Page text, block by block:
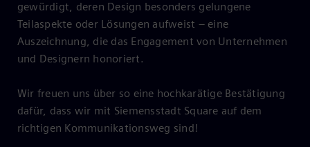
gewürdigt, deren Design besonders gelungene
Teilaspekte oder Lösungen aufweist – eine
Auszeichnung, die das Engagement von Unternehmen
und Designern honoriert.
Wir freuen uns über so eine hochkarätige Bestätigung
dafür, dass wir mit Siemensstadt Square auf dem
richtigen Kommunikationsweg sind!